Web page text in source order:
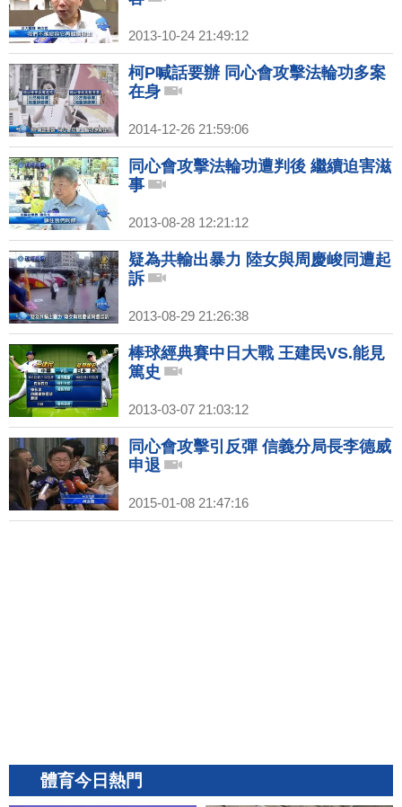
2013-10-24 21:49:12
柯P喊話要辦 同心會攻擊法輪功多案
在身
2014-12-26 21:59:06
同心會攻擊法輪功遭判後 繼續迫害滋
事
2013-08-28 12:21:12
疑為共輸出暴力 陸女與周慶峻同遭起
訴
2013-08-29 21:26:38
棒球經典賽中日大戰 王建民VS.能見
篤史
2013-03-07 21:03:12
同心會攻擊引反彈 信義分局長李德威
申退
2015-01-08 21:47:16
體育今日熱門